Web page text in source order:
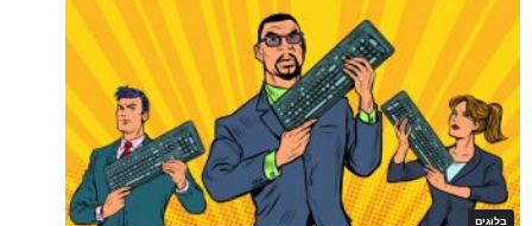
בלוגים